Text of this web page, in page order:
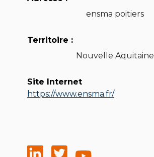
ensma poitiers
Territoire :
Nouvelle Aquitaine
Site Internet
https://www.ensma.fr/